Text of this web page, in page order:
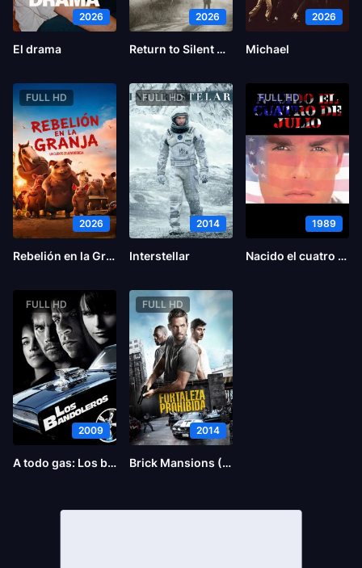
2026
El drama
2026
Return to Silent Hill
2026
Michael
FULL HD
2026
Rebelión en la Granja
FULL HD
2014
Interstellar
FULL HD
1989
Nacido el cuatro de julio
FULL HD
2009
A todo gas: Los bandoleros
FULL HD
2014
Brick Mansions (La fortaleza)